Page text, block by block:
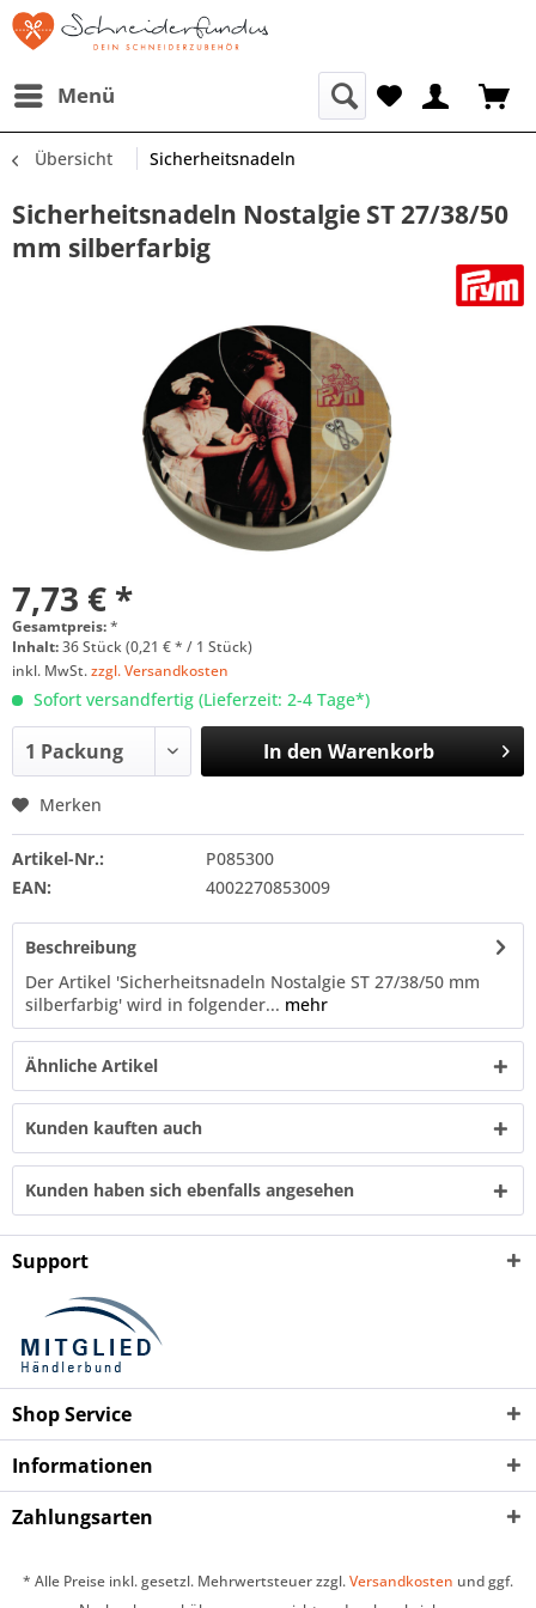
Menü
Übersicht Sicherheitsnadeln
Sicherheitsnadeln Nostalgie ST 27/38/50
mm silberfarbig
7,73 € *
Gesamtpreis:*
Inhalt:36 Stück (0,21 € * / 1 Stück)
inkl. MwSt.zzgl. Versandkosten
Sofort versandfertig (Lieferzeit: 2-4 Tage*)
In den Warenkorb
Merken
Artikel-Nr.:
P085300
EAN:
4002270853009
Beschreibung
Der Artikel 'Sicherheitsnadeln Nostalgie ST 27/38/50 mm
silberfarbig' wird in folgender... mehr
Ähnliche Artikel
Kunden kauften auch
Kunden haben sich ebenfalls angesehen
Support
Shop Service
Informationen
Zahlungsarten
* Alle Preise inkl. gesetzl. Mehrwertsteuer zzgl.Versandkosten und ggf.